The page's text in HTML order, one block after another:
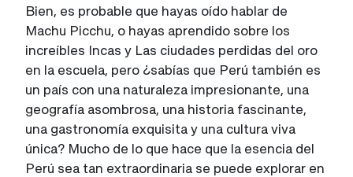
Bien, es probable que hayas oído hablar de
Machu Picchu, o hayas aprendido sobre los
increíbles Incas y Las ciudades perdidas del oro
en la escuela, pero ¿sabías que Perú también es
un país con una naturaleza impresionante, una
geografía asombrosa, una historia fascinante,
una gastronomía exquisita y una cultura viva
única? Mucho de lo que hace que la esencia del
Perú sea tan extraordinaria se puede explorar en